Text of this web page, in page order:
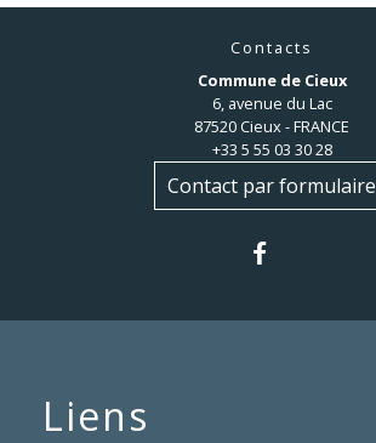
Contacts
Commune de Cieux
6, avenue du Lac
87520 Cieux - FRANCE
+33 5 55 03 30 28
Contact par formulaire
Liens